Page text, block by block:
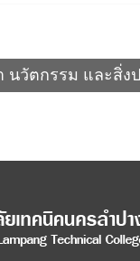
นวัตกรรม และสิ่ง